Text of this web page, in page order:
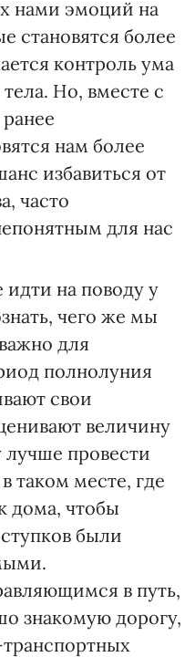
нами эмоций на
становятся более
контроль ума
Но, вместе с
нам более
избавиться от
часто
для нас
идти на поводу у
чего же мы
для
полнолуния
свои
величину
провести
таком месте, где
дома, чтобы
были
в путь,
знакомую дорогу,